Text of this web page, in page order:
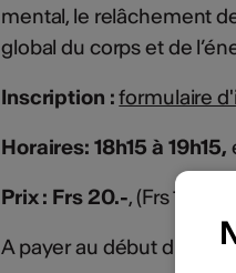
mental, le relâchement
global du corps et de
Inscription :formulaire
Horaires: 18h15 à 19h15,
Prix : Frs 20.-, (Frs 10.-
A payer au début du